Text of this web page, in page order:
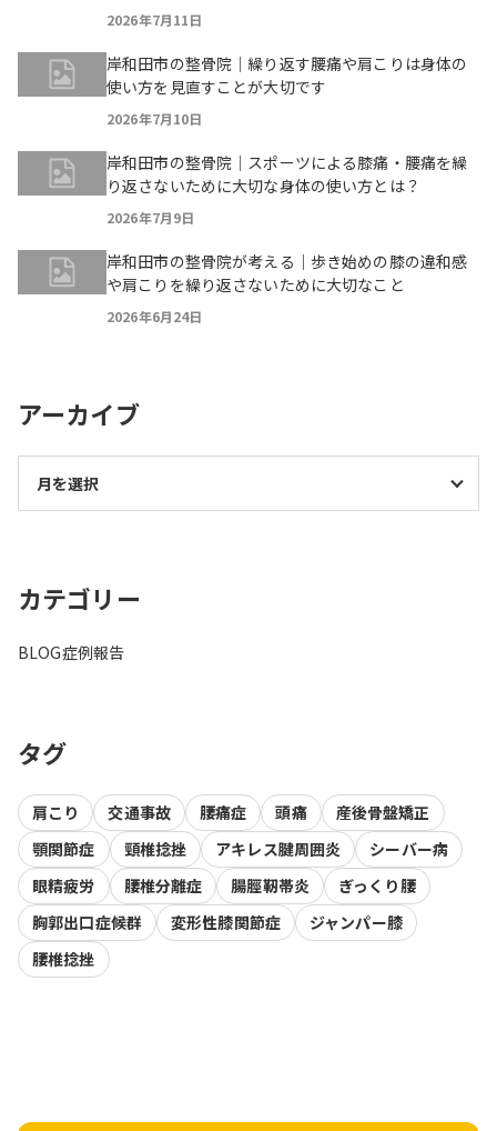
2026年7月11日
岸和田市の整骨院｜繰り返す腰痛や肩こりは身体の
使い方を見直すことが大切です
2026年7月10日
岸和田市の整骨院｜スポーツによる膝痛・腰痛を繰
り返さないために大切な身体の使い方とは？
2026年7月9日
岸和田市の整骨院が考える｜歩き始めの膝の違和感
や肩こりを繰り返さないために大切なこと
2026年6月24日
アーカイブ
カテゴリー
BLOG症例報告
タグ
肩こり 交通事故 腰痛症 頭痛
産後骨盤矯正
顎関節症
頸椎捻挫 アキレス腱周囲炎
シーバー病
眼精疲労
腰椎分離症 腸脛靭帯炎
ぎっくり腰
胸郭出口症候群
変形性膝関節症
ジャンパー膝
腰椎捻挫